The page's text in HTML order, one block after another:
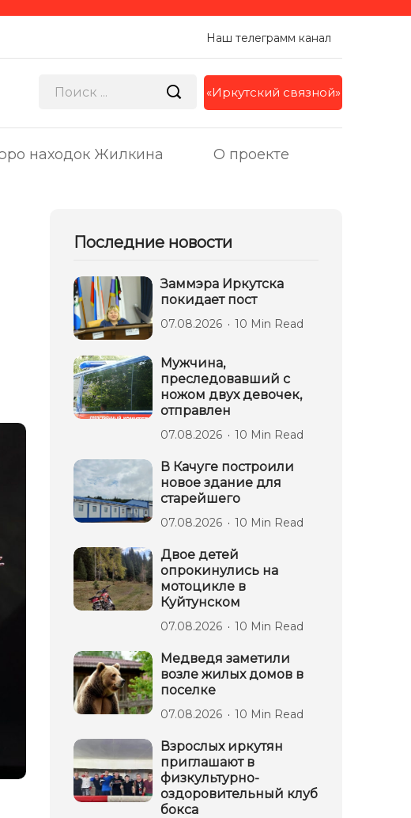
Наш телеграмм канал
«Иркутский связной»
находок Жилкина О проекте
Последние новости
Заммэра Иркутска
покидает пост
07.08.2026 10 Min Read
Мужчина,
преследовавший с
ножом двух девочек,
отправлен
07.08.2026 10 Min Read
В Качуге построили
новое здание для
старейшего
07.08.2026 10 Min Read
Двое детей
опрокинулись на
мотоцикле в
Куйтунском
07.08.2026 10 Min Read
Медведя заметили
возле жилых домов в
поселке
07.08.2026 10 Min Read
Взрослых иркутян
приглашают в
физкультурно-
оздоровительный клуб
бокса